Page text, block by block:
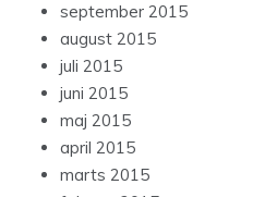
september 2015
august 2015
juli 2015
juni 2015
maj 2015
april 2015
marts 2015